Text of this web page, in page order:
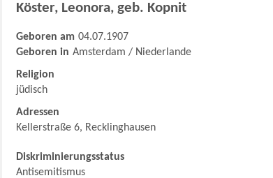
Köster, Leonora, geb. Kopnit
Geboren am 04.07.1907
Geboren in Amsterdam / Niederlande
Religion
jüdisch
Adressen
Kellerstraße 6, Recklinghausen
Diskriminierungsstatus
Antisemitismus